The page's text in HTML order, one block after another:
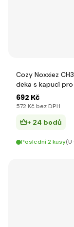
Cozy Noxxiez
deka s kapucí
692 Kč
572 Kč bez DPH
+ 24 bodů
Poslední 2 kusy(U